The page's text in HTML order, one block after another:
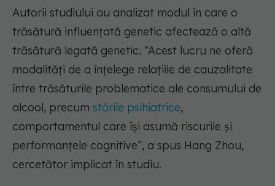
Autorii studiului au analizat modul în care o
trăsătură influențată genetic afectează o altă
trăsătură legată genetic. ”Acest lucru ne oferă
modalități de a înțelege relațiile de cauzalitate
între trăsăturile problematice ale consumului de
alcool, precum stările psihiatrice,
comportamentul care își asumă riscurile și
performanțele cognitive”, a spus Hang Zhou,
cercetător implicat în studiu.